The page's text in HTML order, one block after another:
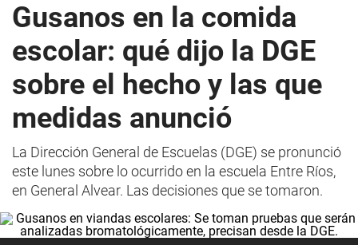
Gusanos en la comida
escolar: qué dijo la DGE
sobre el hecho y las que
medidas anunció
La Dirección General de Escuelas (DGE) se pronunció
este lunes sobre lo ocurrido en la escuela Entre Ríos,
en General Alvear. Las decisiones que se tomaron.